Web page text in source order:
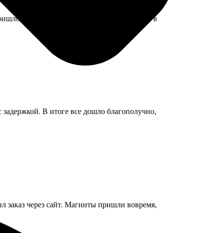
перевесить на металлическую доску в
В итоге все дошло благополучно,
заказ через сайт. Магниты пришли вовремя,